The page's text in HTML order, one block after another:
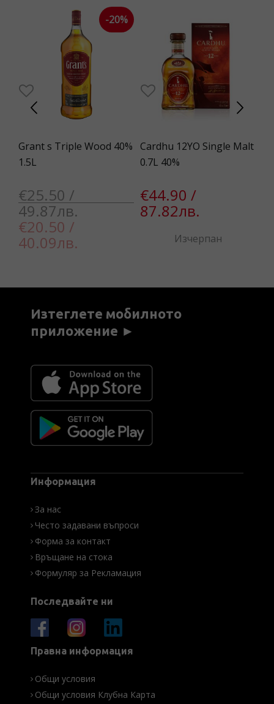
Grant s Triple Wood 40%
1.5L
€25.50 /
49.87лв.
€20.50 /
40.09лв.
-20%
Cardhu 12YO Single Malt
0.7L 40%
€44.90 /
87.82лв.
Изчерпан
Изтеглете мобилното
приложение ►
Информация
За нас
Често задавани въпроси
Форма за контакт
Връщане на стока
Формуляр за Рекламация
Последвайте ни
Правна информация
Общи условия
Общи условия Клубна Карта